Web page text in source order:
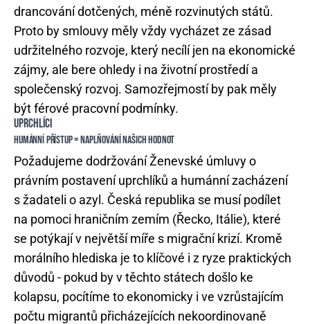
drancování dotčených, méně rozvinutých států.
Proto by smlouvy měly vždy vycházet ze zásad
udržitelného rozvoje, který necílí jen na ekonomické
zájmy, ale bere ohledy i na životní prostředí a
společenský rozvoj. Samozřejmostí by pak měly
být férové pracovní podmínky.
UPRCHLÍCI
HUMÁNNÍ PŘÍSTUP = NAPLŇOVÁNÍ NAŠICH HODNOT
Požadujeme dodržování Ženevské úmluvy o
právním postavení uprchlíků a humánní zacházení
s žadateli o azyl. Česká republika se musí podílet
na pomoci hraničním zemím (Řecko, Itálie), které
se potýkají v největší míře s migrační krizí. Kromě
morálního hlediska je to klíčové i z ryze praktických
důvodů - pokud by v těchto státech došlo ke
kolapsu, pocítíme to ekonomicky i ve vzrůstajícím
počtu migrantů přicházejících nekoordinovaně